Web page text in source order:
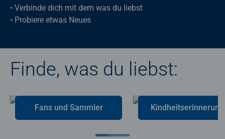
• Verbinde dich mit dem was du liebst
• Probiere etwas Neues
Finde, was du liebst:
Fans und Sammler